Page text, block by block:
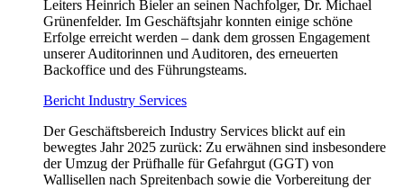
Leiters Heinrich Bieler an seinen Nachfolger, Dr. Michael
Grünenfelder. Im Geschäftsjahr konnten einige schöne
Erfolge erreicht werden – dank dem grossen Engagement
unserer Auditorinnen und Auditoren, des erneuerten
Backoffice und des Führungsteams.
Bericht Industry Services
Der Geschäftsbereich Industry Services blickt auf ein
bewegtes Jahr 2025 zurück: Zu erwähnen sind insbesondere
der Umzug der Prüfhalle für Gefahrgut (GGT) von
Wallisellen nach Spreitenbach sowie die Vorbereitung der